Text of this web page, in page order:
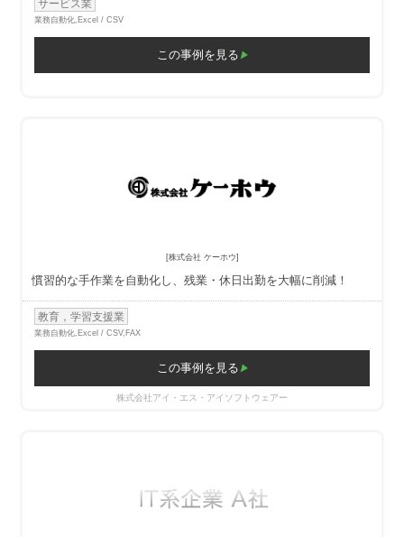
サービス業
業務自動化, Excel / CSV
この事例を見る
[株式会社 ケーホウ]
慣習的な手作業を自動化し、残業・休日出勤を大幅に削減！
教育，学習支援業
業務自動化, Excel / CSV,FAX
この事例を見る
株式会社アイ・エス・アイソフトウェアー